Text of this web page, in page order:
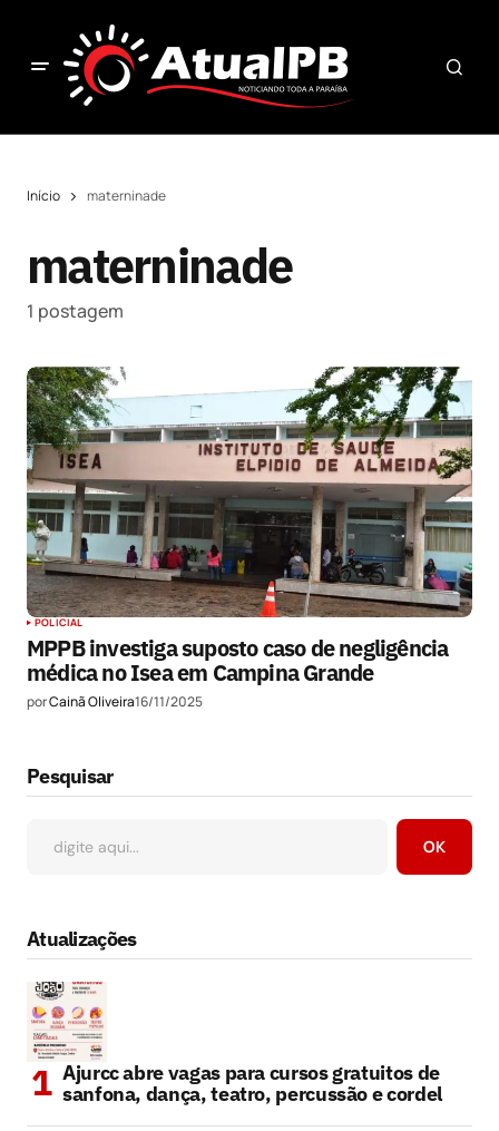
Início materninade
materninade
1 postagem
POLICIAL
MPPB investiga suposto caso de negligência
médica no Isea em Campina Grande
porCainã Oliveira16/11/2025
Pesquisar
OK
Atualizações
Ajurcc abre vagas para cursos gratuitos de
sanfona, dança, teatro, percussão e cordel